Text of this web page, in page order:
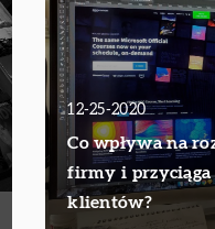
12-25-2020
Co wpływa na
firmy i przyciąga
klientów?